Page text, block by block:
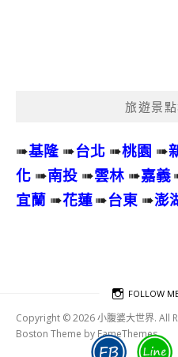
旅遊景
➠基隆 ➠台北 ➠桃園 ➠
化 ➠南投 ➠雲林 ➠嘉義
宜蘭 ➠花蓮➠台東 ➠澎
FOLLOW
Copyright © 2026 小腹婆大世界. All
Boston Theme by FameThemes